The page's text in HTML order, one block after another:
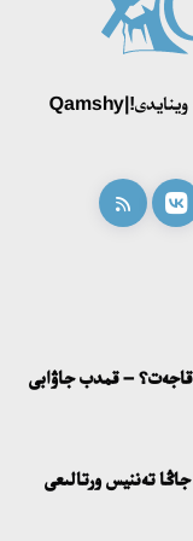
جەڭىمپازى
سيپاتى
قامشى - ۇل بولساڭ قولىڭدا، قۇل بولساڭ توبەڭدە وينايدى!|Qamshy
قاجەت؟ – قمدب جاۋابى
جاڭا تەننيس ورتالىعى